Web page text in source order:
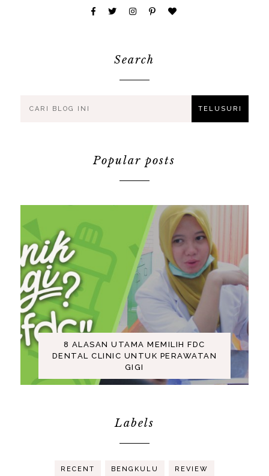
Search
Popular posts
8 ALASAN UTAMA MEMILIH FDC
DENTAL CLINIC UNTUK PERAWATAN
GIGI
Labels
RECENT BENGKULU REVIEW